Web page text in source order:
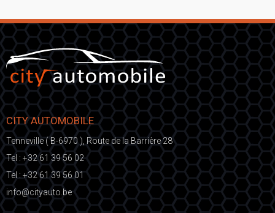
CITY AUTOMOBILE
Tenneville ( B-6970 ), Route de la Barrière 28
Tel : +32 61 39 56 02
Tel : +32 61 39 56 01
eb.otuayt
ic@o
fni